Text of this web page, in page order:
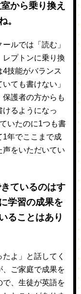
から乗り換え
。
ルでは「読む」
レプトンに乗り換
4技能がバランス
ても書けない」
護者の方からも
けるようになっ
いたのに1つも書
1年でここまで成
をいただいてい
ているのはす
学習の成果を
ることはあり
たよ」と話してく
ご家庭で成果を
、生徒が英語を